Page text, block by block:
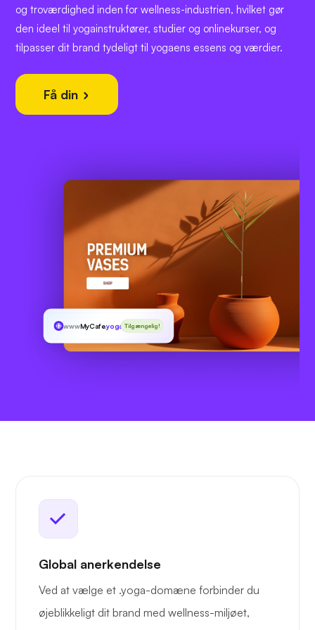
og troværdighed inden for wellness-industrien, hvilket gør
den ideel til yogainstruktører, studier og onlinekurser, og
tilpasser dit brand tydeligt til yogaens essens og værdier.
Få din
wwwMyCafe.yoga Tilgængelig!
Global anerkendelse
Ved at vælge et .yoga-domæne forbinder du
øjeblikkeligt dit brand med wellness-miljøet,